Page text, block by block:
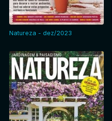
Natureza - dez/2023